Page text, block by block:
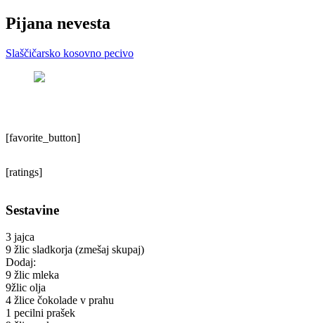
Pijana nevesta
Slaščičarsko kosovno pecivo
[favorite_button]
[ratings]
Sestavine
3 jajca
9 žlic sladkorja (zmešaj skupaj)
Dodaj:
9 žlic mleka
9žlic olja
4 žlice čokolade v prahu
1 pecilni prašek